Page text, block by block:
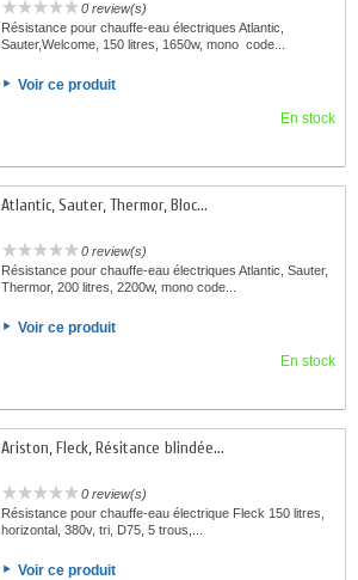
0 review(s)
Résistance pour chauffe-eau électriques Atlantic,
Sauter,Welcome, 150 litres, 1650w, mono code...
Voir ce produit
En stock
Atlantic, Sauter, Thermor, Bloc...
0 review(s)
Résistance pour chauffe-eau électriques Atlantic, Sauter,
Thermor, 200 litres, 2200w, mono code...
Voir ce produit
En stock
Ariston, Fleck, Résitance blindée...
0 review(s)
Résistance pour chauffe-eau électrique Fleck 150 litres,
horizontal, 380v, tri, D75, 5 trous,...
Voir ce produit